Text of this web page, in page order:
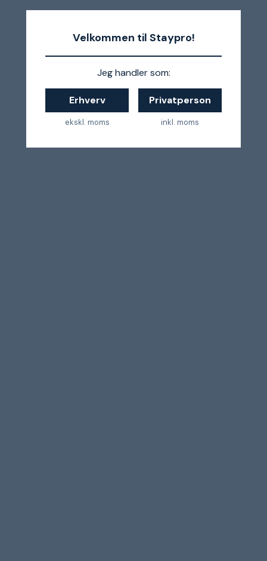
Velkommen til Staypro!
Jeg handler som:
Erhverv
ekskl. moms
Privatperson
inkl. moms